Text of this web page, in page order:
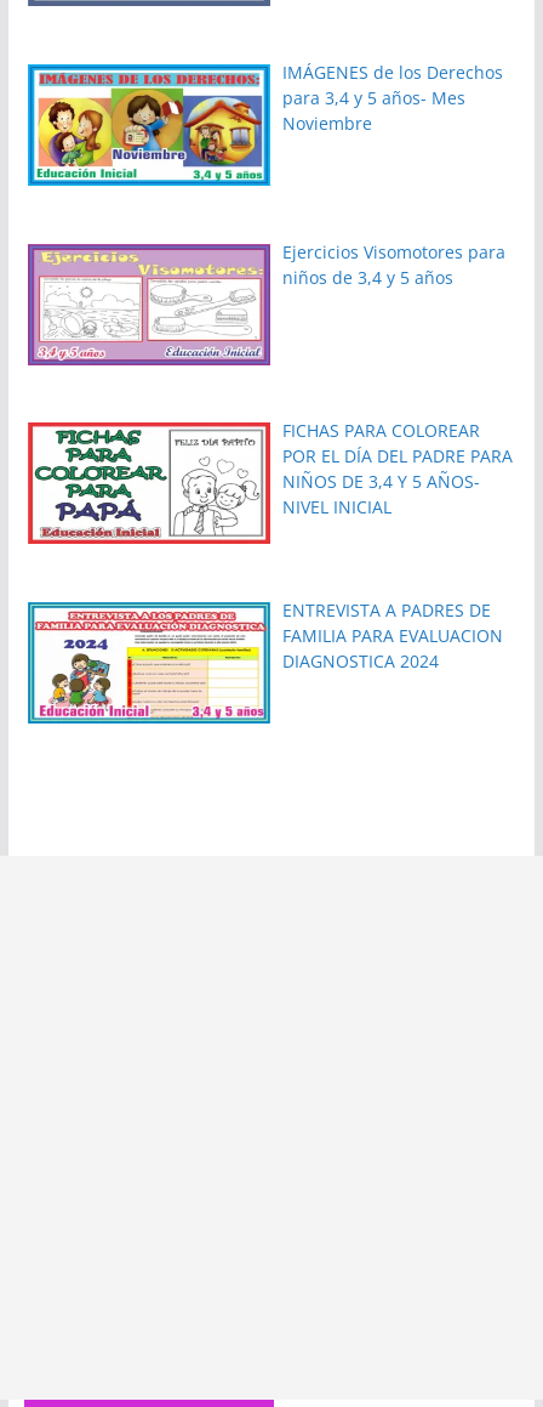
IMÁGENES de los Derechos
para 3,4 y 5 años- Mes
Noviembre
Ejercicios Visomotores para
niños de 3,4 y 5 años
FICHAS PARA COLOREAR
POR EL DÍA DEL PADRE PARA
NIÑOS DE 3,4 Y 5 AÑOS-
NIVEL INICIAL
ENTREVISTA A PADRES DE
FAMILIA PARA EVALUACION
DIAGNOSTICA 2024